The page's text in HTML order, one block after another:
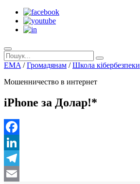
EMA /Громадянам /Школа кібербезпеки
Мошенничество в интернет
iPhone за Долар!*
Facebook
LinkedIn
Telegram